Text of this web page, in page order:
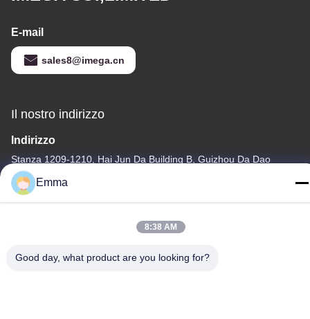
E-mail
sales8@imega.cn
Il nostro indirizzo
Indirizzo
Stanza 1209-1210, Hai Jun Da Building B, Guizhou Da Dao
Zhong, Ronggui, Shunde, Foshan, Guangdong, Cina
tel
Emma
8:38 AM
Good day, what product are you looking for?